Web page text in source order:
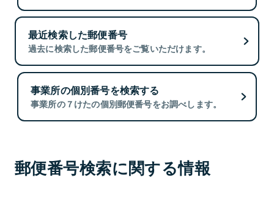
最近検索した郵便番号
過去に検索した郵便番号をご覧いただけます。
事業所の個別番号を検索する
事業所の７けたの個別郵便番号をお調べします。
郵便番号検索に関する情報